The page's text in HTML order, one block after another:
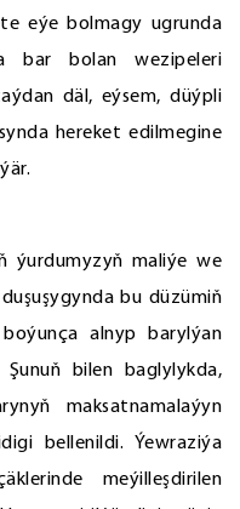
eýe bolmagy ugrunda
bar bolan wezipeleri
däl, eýsem, düýpli
hereket edilmegine
ýurdumyzyň maliýe we
bu düzümiň
alnyp barylýan
bilen baglylykda,
maksatnamalaýyn
bellenildi. Ýewraziýa
meýilleşdirilen